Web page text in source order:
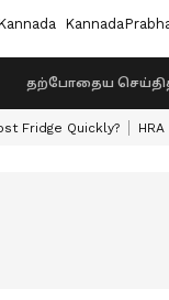
தற்போதைய செய்தி
Fridge Quickly?